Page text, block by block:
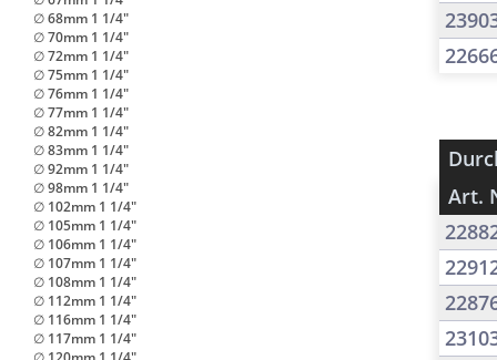
Art.
∅ 68mm 1 1/4"
∅ 70mm 1 1/4"
∅ 72mm 1 1/4"
∅ 75mm 1 1/4"
∅ 76mm 1 1/4"
∅ 77mm 1 1/4"
∅ 82mm 1 1/4"
∅ 83mm 1 1/4"
∅ 92mm 1 1/4"
∅ 98mm 1 1/4"
∅ 102mm 1 1/4"
∅ 105mm 1 1/4"
∅ 106mm 1 1/4"
∅ 107mm 1 1/4"
∅ 108mm 1 1/4"
∅ 112mm 1 1/4"
∅ 116mm 1 1/4"
∅ 117mm 1 1/4"